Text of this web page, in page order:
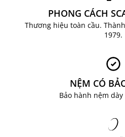
PHONG CÁCH
Thương hiệu toàn cầu.
1979.
NỆM CÓ
Bảo hành nệm